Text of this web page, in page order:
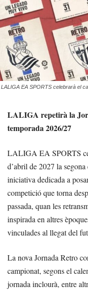
LALIGA EA SPORTS celebrarà el
LALIGA repetirà la
temporada 2026/27
LALIGA EA SPORTS
d’abril de 2027 la
iniciativa dedicada a
competició que torna
passada, quan les
inspirada en altres
vinculades al llegat del
La nova Jornada Retro
campionat, segons el
jornada inclourà, entre